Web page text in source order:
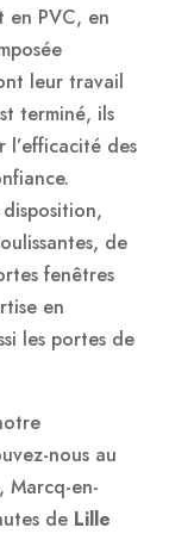
en PVC, en
leur travail
terminé, ils
l’efficacité des
de
fenêtres
en
les portes de
nous au
Marcq-en-
de Lille